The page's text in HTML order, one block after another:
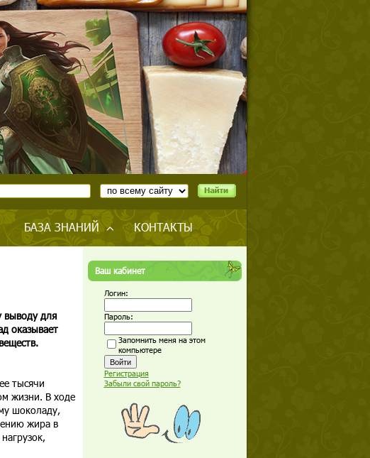
БАЗА ЗНАНИЙ КОНТАКТЫ
выводу для
оказывает
тысячи
жизни. В ходе
шоколаду,
жира в
Ваш кабинет
Логин:
Пароль:
Запомнить меня на этом
компьютере
Регистрация
Забыли свой пароль?